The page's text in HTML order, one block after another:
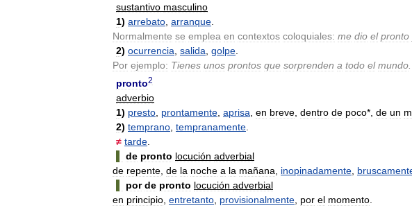
sustantivo masculino
1) arrebato arranque
Normalmente se emplea en contextos coloquiales: me dio el pronto
2) ocurrencia salida golpe
Por ejemplo: Tienes unos prontos que sorprenden a todo el mundo
pronto2
adverbio
1) presto, prontamente, aprisa, en breve, dentro de poco*, de un
2) temprano, tempranamente.
≠ tarde.
de pronto locución adverbial
de repente, de la noche a la mañana, inopinadamente,
por de pronto locución adverbial
en principio, entretanto, provisionalmente, por el momento.